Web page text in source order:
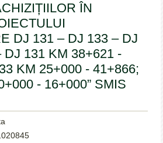
ÎN
DJ 131 – DJ 133 – DJ
DJ 131 KM 38+621 -
KM 25+000 - 41+866;
- 16+000” SMIS